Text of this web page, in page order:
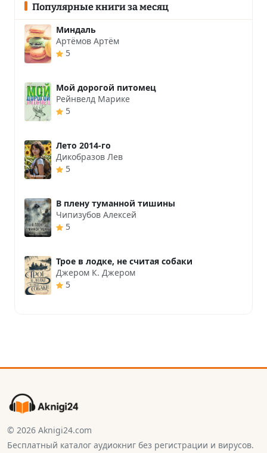
Популярные книги за месяц
Миндаль
Артёмов Артём
5
Мой дорогой питомец
Рейнвелд Марике
5
Лето 2014-го
Дикобразов Лев
5
В плену туманной тишины
Чипизубов Алексей
5
Трое в лодке, не считая собаки
Джером К. Джером
5
© 2026 Aknigi24.com
Бесплатный каталог аудиокниг без регистрации и вирусов.